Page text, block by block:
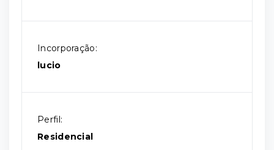
Incorporação:
lucio
Perfil:
Residencial